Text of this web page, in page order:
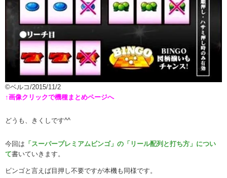
©ベルコ/2015/11/2
↑画像クリックで機種まとめページへ
どうも、きくしです^^
今回は 「スーパープレミアムビンゴ」の「リール配列と打ち方」につい
て書いていきます。
ビンゴと言えば目押し不要ですが本機も同様です。